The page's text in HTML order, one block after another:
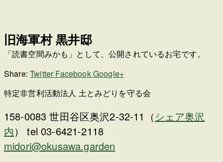
旧海軍村 黒井邸
「読書空間みかも」として、公開されているお宅です。
Share: Twitter FacebookGoogle+
特定非営利活動法人 土とみどりを守る会
158-0083 世田谷区奥沢2-32-11（シェア奥沢
内） tel 03-6421-2118
midori@okusawa.garden